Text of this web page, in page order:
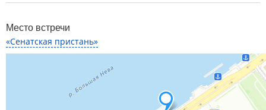
Место встречи
«Сенатская пристань»